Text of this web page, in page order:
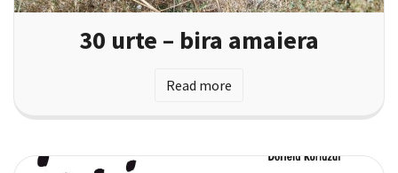
30 urte – bira amaiera
Read more